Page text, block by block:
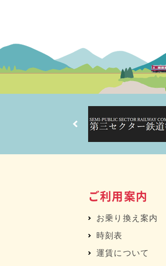
ご利用案内
お乗り換え案内
時刻表
運賃について